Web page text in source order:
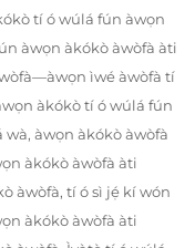
tí ó wúlá fún àwọn
àwọn àkókò àwòfà àti
ìwé àwòfà tí
àkókò tí ó wúlá fún
àwọn àkókò àwòfà
àkókò àwòfà àti
àwòfà, tí ó sì jẹ́ kí wón
àkókò àwòfà àti